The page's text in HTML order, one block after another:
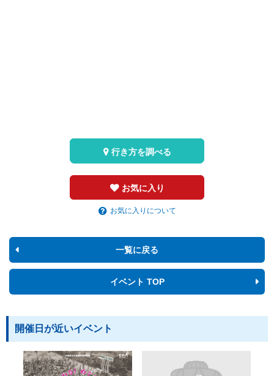
お気に入り
お気に入りについて
行き方を調べる
一覧に戻る
イベント TOP
開催日が近いイベント